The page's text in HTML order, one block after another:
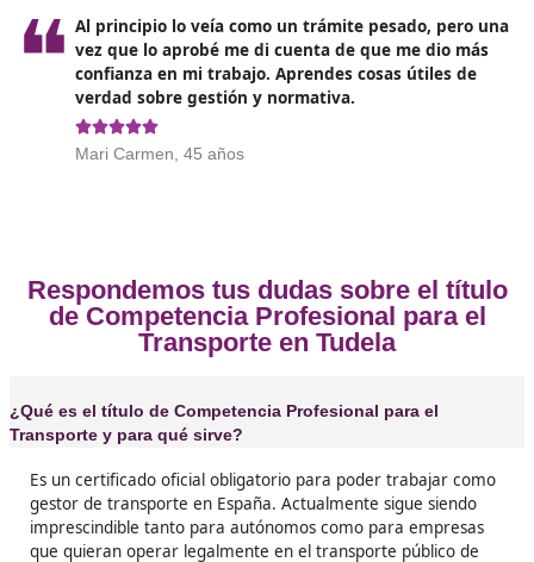
formación deberán ser ágilmente ajustados para
incorporar estos cambios y asegurarse de que los
candidatos estén siempre actualizados.
Profesional para el Transporte en
❝ con constancia y un buen curso como el de
docencia se saca. Ahora tengo mi propia
dentro de la legalidad.

Mira, de Tudela